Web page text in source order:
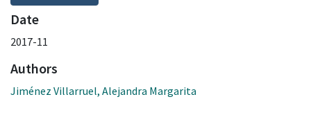
Date
2017-11
Authors
Jiménez Villarruel, Alejandra Margarita